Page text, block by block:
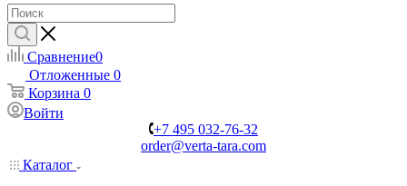
Сравнение0
Отложенные 0
Корзина 0
Войти
+7 495 032-76-32
order@verta-tara.com
Каталог